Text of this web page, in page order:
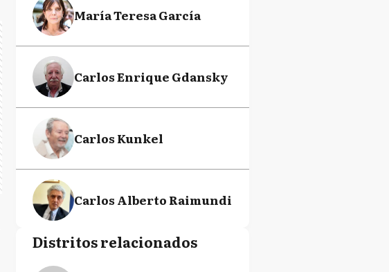
María Teresa García
Carlos Enrique Gdansky
Carlos Kunkel
Carlos Alberto Raimundi
Distritos relacionados